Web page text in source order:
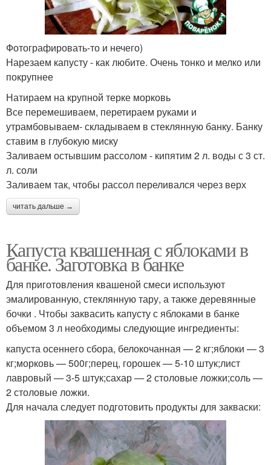
Фотографировать-то и нечего)
Нарезаем капусту - как любите. Очень тонко и мелко или
покрупнее
Натираем на крупной терке морковь
Все перемешиваем, перетираем руками и
утрамбовываем- складываем в стеклянную банку. Банку
ставим в глубокую миску
Заливаем остывшим рассолом - кипятим 2 л. воды с 3 ст.
л. соли
Заливаем так, чтобы рассол переливался через верх
читать дальше →
Капуста квашенная с яблоками в
банке. Заготовка в банке
Для приготовления квашеной смеси используют
эмалированную, стеклянную тару, а также деревянные
бочки . Чтобы заквасить капусту с яблоками в банке
объемом 3 л необходимы следующие ингредиенты:
капуста осеннего сбора, белокочанная — 2 кг;яблоки — 3
кг;морковь — 500г;перец, горошек — 5-10 штук;лист
лавровый — 3-5 штук;сахар — 2 столовые ложки;соль —
2 столовые ложки.
Для начала следует подготовить продукты для закваски: